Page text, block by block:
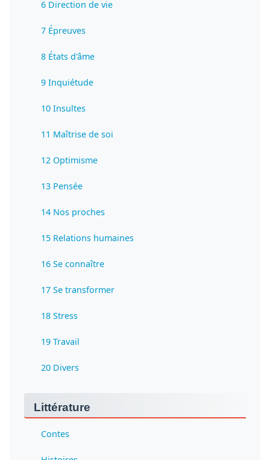
6 Direction de vie
7 Épreuves
8 États d'âme
9 Inquiétude
10 Insultes
11 Maîtrise de soi
12 Optimisme
13 Pensée
14 Nos proches
15 Relations humaines
16 Se connaître
17 Se transformer
18 Stress
19 Travail
20 Divers
Littérature
Contes